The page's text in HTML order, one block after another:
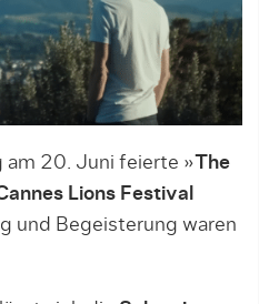
20. Juni feierte »The
Lions Festival
und Begeisterung waren